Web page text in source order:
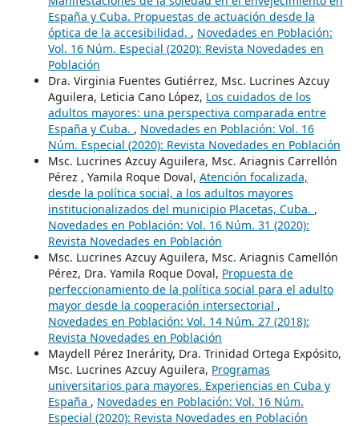
España y Cuba. Propuestas de actuación desde la
óptica de la accesibilidad. , Novedades en Población:
Vol. 16 Núm. Especial (2020): Revista Novedades en
Población
Dra. Virginia Fuentes Gutiérrez, Msc. Lucrines Azcuy
Aguilera, Leticia Cano López, Los cuidados de los
adultos mayores: una perspectiva comparada entre
España y Cuba. , Novedades en Población: Vol. 16
Núm. Especial (2020): Revista Novedades en Población
Msc. Lucrines Azcuy Aguilera, Msc. Ariagnis Carrellón
Pérez , Yamila Roque Doval, Atención focalizada,
desde la política social, a los adultos mayores
institucionalizados del municipio Placetas, Cuba. ,
Novedades en Población: Vol. 16 Núm. 31 (2020):
Revista Novedades en Población
Msc. Lucrines Azcuy Aguilera, Msc. Ariagnis Camellón
Pérez, Dra. Yamila Roque Doval, Propuesta de
perfeccionamiento de la política social para el adulto
mayor desde la cooperación intersectorial ,
Novedades en Población: Vol. 14 Núm. 27 (2018):
Revista Novedades en Población
Maydell Pérez Inerárity, Dra. Trinidad Ortega Expósito,
Msc. Lucrines Azcuy Aguilera, Programas
universitarios para mayores. Experiencias en Cuba y
España , Novedades en Población: Vol. 16 Núm.
Especial (2020): Revista Novedades en Población